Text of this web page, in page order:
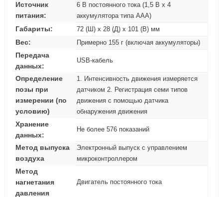
Источник
питания:
6 В постоянного тока (1,5 В x 4
аккумулятора типа AAA)
Габариты: 72 (Ш) x 28 (Д) x 101 (В) мм
Вес: Примерно 155 г (включая аккумуляторы)
Передача
данных:
USB-кабель
Определение
позы при
измерении (по
условию)
1. Интенсивность движения измеряется
датчиком 2. Регистрация семи типов
движения с помощью датчика
обнаружения движения
Хранение
данных:
Не более 576 показаний
Метод выпуска
воздуха
Электронный выпуск с управлением
микроконтроллером
Метод
нагнетания
давления
Двигатель постоянного тока